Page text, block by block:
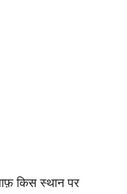
किस स्थान पर